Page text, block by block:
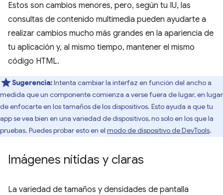
Estos son cambios menores, pero, según tu IU, las
consultas de contenido multimedia pueden ayudarte a
realizar cambios mucho más grandes en la apariencia de
tu aplicación y, al mismo tiempo, mantener el mismo
código HTML.
Sugerencia:Intenta cambiar la interfaz en función del ancho a
medida que un componente comienza a verse fuera de lugar, en lugar
de enfocarte en los tamaños de los dispositivos. Esto ayuda a que tu
app se vea bien en una variedad de dispositivos, no solo en los que la
pruebas. Puedes probar esto en el modo de dispositivo de DevTools.
Imágenes nítidas y claras
La variedad de tamaños y densidades de pantalla